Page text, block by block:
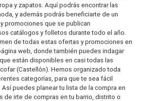
y zapatos. Aquí podrás encontrar las
y además podrás beneficiarte de un
promociones que se publican
catálogos y folletos durante todo el año.
de todas estas ofertas y promociones en
web, donde también puedes indagar
están disponibles en casi todas las
(Castellón). Hemos organizado toda
categorías, para que te sea fácil
Así puedes planear tu lista de la compra en
de irte de compras en tu barrio, distrito o